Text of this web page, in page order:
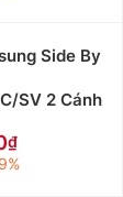
Side By
SV 2 Cánh